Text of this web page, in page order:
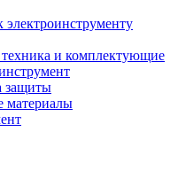
техника и комплектующие
защиты
материалы